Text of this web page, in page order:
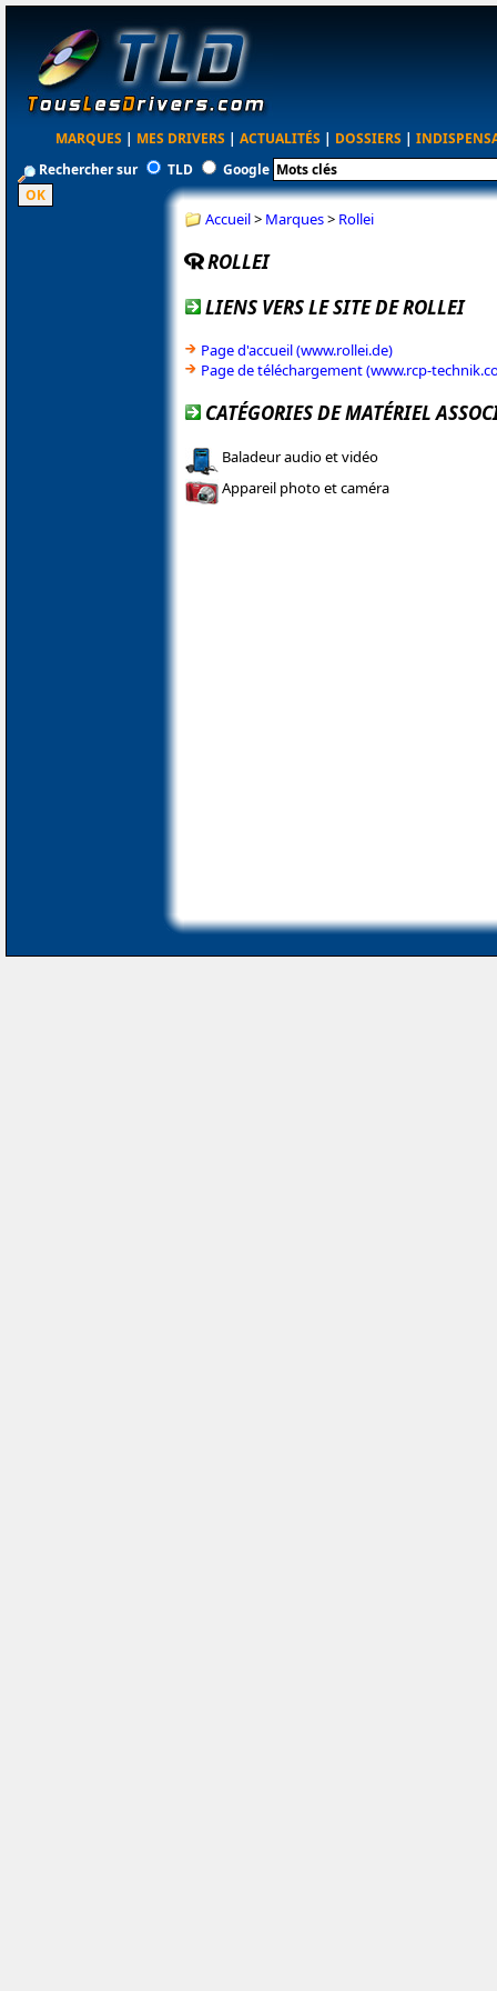
MARQUES | MES DRIVERS | ACTUALITÉS | DOSSIERS |
Rechercher sur
TLD Google
Accueil> Marques> Rollei
ROLLEI
LIENS VERS LE SITE DE ROLLEI
Page d'accueil (www.rollei.de)
Page de téléchargement (www.rcp-
CATÉGORIES DE MATÉRIEL
Baladeur audio et vidéo
Appareil photo et caméra